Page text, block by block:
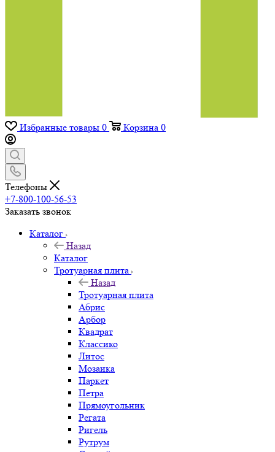
Избранные товары 0 Корзина 0
Телефоны
+7-800-100-56-53
Заказать звонок
Каталог
Назад
Каталог
Тротуарная плита
Назад
Тротуарная плита
Абрис
Арбор
Квадрат
Классико
Литос
Мозаика
Паркет
Петра
Прямоугольник
Регата
Ригель
Рутрум